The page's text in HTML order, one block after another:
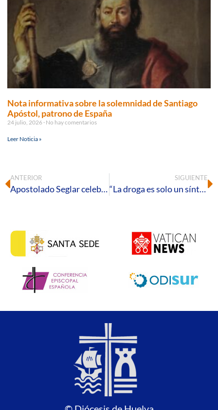
Nota informativa sobre la solemnidad de Santiago
Apóstol, patrono de España
24 julio, 2026 No hay comentarios
Leer Noticia »
ANTERIOR
Apostolado Seglar celebra una jornada virtual camino a Pentecostés
SIGUIENTE
“La droga es solo un síntoma de un mal más profundo”